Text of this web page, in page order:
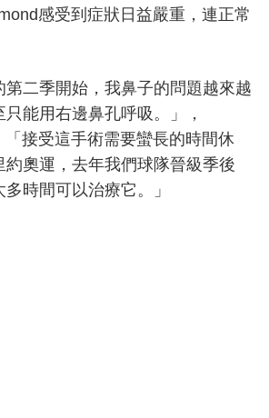
感受到症狀日益嚴重，連正常
第二季開始，我鼻子的問題越來越
能用右邊鼻孔呼吸。」，
「接受這手術需要蠻長的時間休
約奧運，去年我們球隊晉級季後
時間可以治療它。」